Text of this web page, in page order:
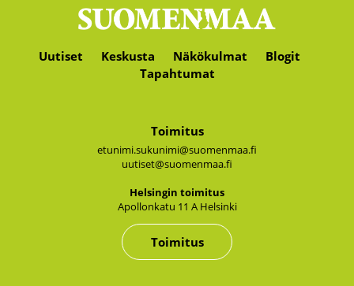
Uutiset Keskusta Näkökulmat
Blogit
Tapahtumat
Toimitus
etunimi.sukunimi@suomenmaa.fi
uutiset@suomenmaa.fi
Hel­sin­gin toi­mi­tus
Apol­lon­ka­tu 11 A Hel­sin­ki
Toimitus